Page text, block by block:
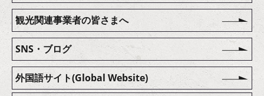
観光関連事業者の皆さまへ
SNS・ブログ
外国語サイト(Global Website)